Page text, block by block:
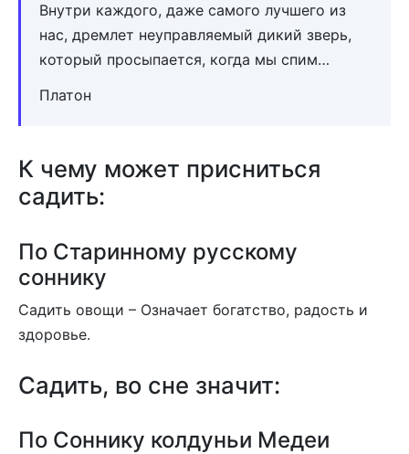
Внутри каждого, даже самого лучшего из
нас, дремлет неуправляемый дикий зверь,
который просыпается, когда мы спим…
Платон
К чему может присниться
садить:
По Старинному русскому
соннику
Садить овощи – Означает богатство, радость и
здоровье.
Садить, во сне значит:
По Соннику колдуньи Медеи